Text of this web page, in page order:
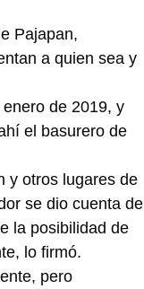
Pajapan,
a quien sea y
de 2019, y
el basurero de
y otros lugares de
se dio cuenta de
la posibilidad de
lo firmó.
pero